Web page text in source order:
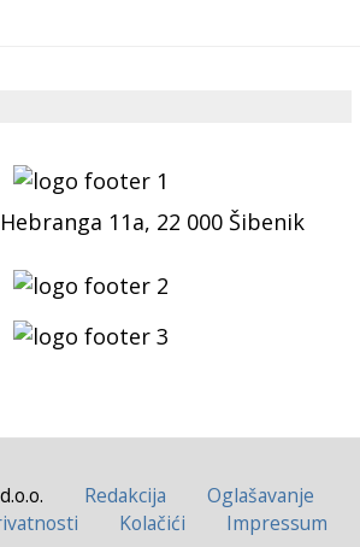
11a, 22 000 Šibenik
Redakcija
Oglašavanje
Kolačići
Impressum